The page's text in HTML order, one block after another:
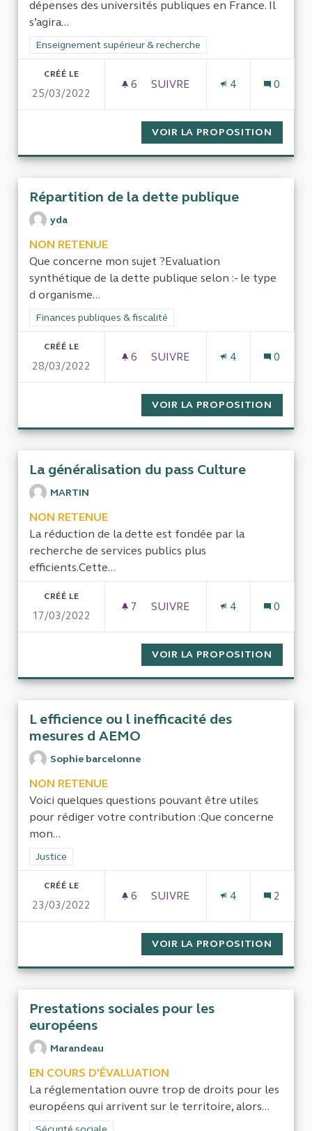
dépenses des universités publiques en France. Il
s’agira...
Filtrer les résultats de la catégorie : Enseignement supérieur
Enseignement supérieur & recherche
CRÉÉ LE
25/03/2022
6 6 ABONNÉS
SUIVRE
4 0
VOIR LA PROPOSITION
Répartition de la dette publique
yda
NON RETENUE
Que concerne mon sujet ?Evaluation
synthétique de la dette publique selon :- le type
d organisme...
Filtrer les résultats de la catégorie : Finances publiques &
Finances publiques & fiscalité
CRÉÉ LE
28/03/2022
6 6 ABONNÉS
SUIVRE
4 0
VOIR LA PROPOSITION
La généralisation du pass Culture
MARTIN
NON RETENUE
La réduction de la dette est fondée par la
recherche de services publics plus
efficients.Cette...
CRÉÉ LE
17/03/2022
7 7 ABONNÉS
SUIVRE
4 0
VOIR LA PROPOSITION
L efficience ou l inefficacité des
mesures d AEMO
Sophie barcelonne
NON RETENUE
Voici quelques questions pouvant être utiles
pour rédiger votre contribution :Que concerne
mon...
Filtrer les résultats de la catégorie : Justice
Justice
CRÉÉ LE
23/03/2022
6 6 ABONNÉS
SUIVRE
4 2
VOIR LA PROPOSITION
Prestations sociales pour les
européens
Marandeau
EN COURS D'ÉVALUATION
La réglementation ouvre trop de droits pour les
européens qui arrivent sur le territoire, alors...